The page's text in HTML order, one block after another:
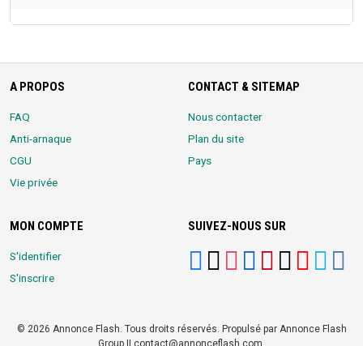
A PROPOS
FAQ
Anti-arnaque
CGU
Vie privée
CONTACT & SITEMAP
Nous contacter
Plan du site
Pays
MON COMPTE
S'identifier
S'inscrire
SUIVEZ-NOUS SUR
© 2026 Annonce Flash. Tous droits réservés. Propulsé par Annonce Flash
Group || contact@annonceflash.com.